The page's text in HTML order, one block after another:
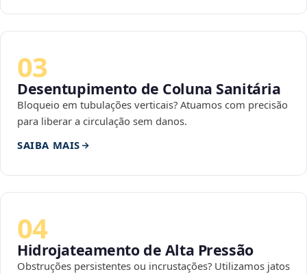
03
Desentupimento de Coluna Sanitária
Bloqueio em tubulações verticais? Atuamos com precisão
para liberar a circulação sem danos.
SAIBA MAIS
04
Hidrojateamento de Alta Pressão
Obstruções persistentes ou incrustações? Utilizamos jatos